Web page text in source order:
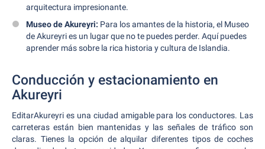
arquitectura impresionante.
Museo de Akureyri: Para los amantes de la historia, el Museo
de Akureyri es un lugar que no te puedes perder. Aquí puedes
aprender más sobre la rica historia y cultura de Islandia.
Conducción y estacionamiento en
Akureyri
EditarAkureyri es una ciudad amigable para los conductores. Las
carreteras están bien mantenidas y las señales de tráfico son
claras. Tienes la opción de alquilar diferentes tipos de coches